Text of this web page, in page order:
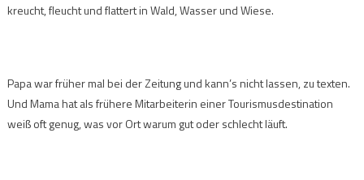
kreucht, fleucht und flattert in Wald, Wasser und Wiese.
Papa war früher mal bei der Zeitung und kann’s nicht lassen, zu texten.
Und Mama hat als frühere Mitarbeiterin einer Tourismusdestination
weiß oft genug, was vor Ort warum gut oder schlecht läuft.